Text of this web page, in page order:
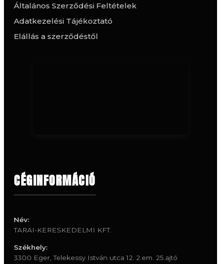
Általános Szerződési Feltételek
Adatkezelési Tájékoztató
Elállás a szerződéstől
CÉGINFORMÁCIÓ
Név:
TARAI-KERESKEDELMI KFT.
Székhely:
3300 Eger, Telekessy István utca 12. 2.em. 25.ajtó